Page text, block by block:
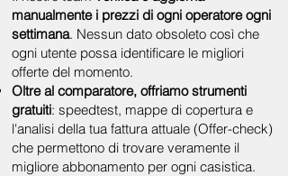
manualmente i prezzi di ogni operatore ogni
settimana. Nessun dato obsoleto così che
ogni utente possa identificare le migliori
offerte del momento.
Oltre al comparatore, offriamo strumenti
gratuiti: speedtest, mappe di copertura e
l'analisi della tua fattura attuale (Offer-check)
che permettono di trovare veramente il
migliore abbonamento per ogni casistica.